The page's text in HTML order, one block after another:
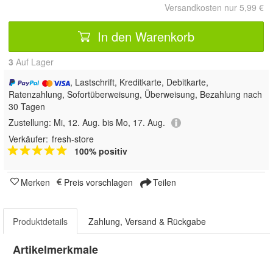
Versandkosten nur 5,99 €
In den Warenkorb
3 Auf Lager
, Lastschrift, Kreditkarte, Debitkarte,
Ratenzahlung, Sofortüberweisung, Überweisung, Bezahlung nach
30 Tagen
Zustellung: Mi, 12. Aug. bis Mo, 17. Aug.
Verkäufer: fresh-store
100% positiv
Merken Preis vorschlagen Teilen
Produktdetails Zahlung, Versand & Rückgabe
Artikelmerkmale